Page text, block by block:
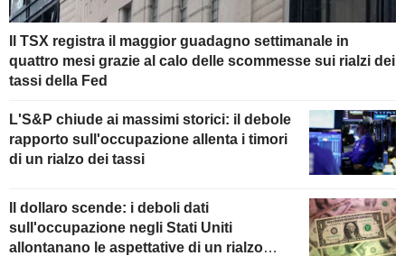
Il TSX registra il maggior guadagno settimanale in
quattro mesi grazie al calo delle scommesse sui rialzi dei
tassi della Fed
L'S&P chiude ai massimi storici: il debole
rapporto sull'occupazione allenta i timori
di un rialzo dei tassi
Il dollaro scende: i deboli dati
sull'occupazione negli Stati Uniti
allontanano le aspettative di un rialzo